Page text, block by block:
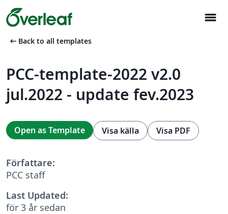
menu
arrow_left_alt Back to all templates
PCC-template-2022 v2.0
jul.2022 - update fev.2023
Open as Template Visa källa Visa PDF
Författare:
PCC staff
Last Updated:
för 3 år sedan